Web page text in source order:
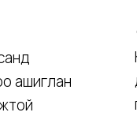
ашиглан